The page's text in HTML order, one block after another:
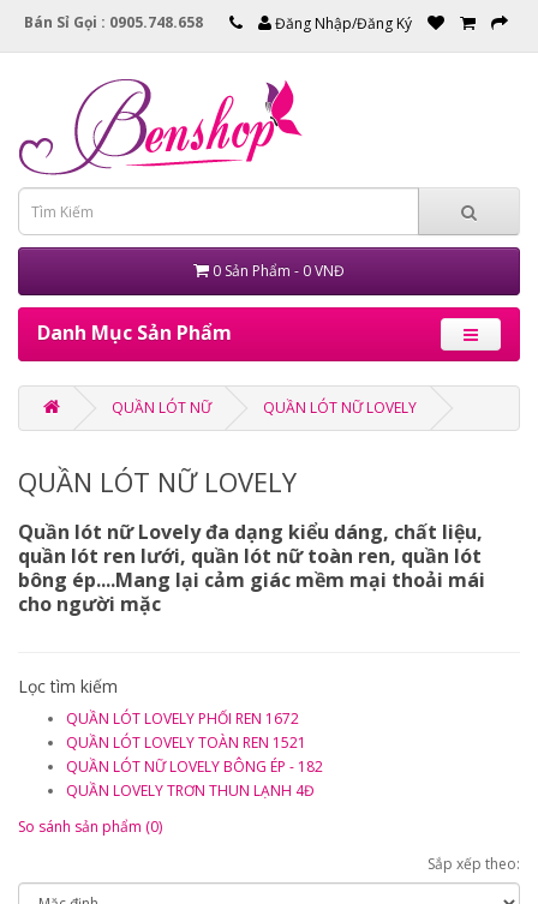
Bán Sỉ Gọi : 0905.748.658 Đăng Nhập/Đăng Ký
0 Sản Phẩm - 0 VNĐ
Danh Mục Sản Phẩm
QUẦN LÓT NỮ QUẦN LÓT NỮ LOVELY
QUẦN LÓT NỮ LOVELY
Quần lót nữ Lovely đa dạng kiểu dáng, chất liệu,
quần lót ren lưới, quần lót nữ toàn ren, quần lót
bông ép....Mang lại cảm giác mềm mại thoải mái
cho người mặc
Lọc tìm kiếm
QUẦN LÓT LOVELY PHỐI REN 1672
QUẦN LÓT LOVELY TOÀN REN 1521
QUẦN LÓT NỮ LOVELY BÔNG ÉP - 182
QUẦN LOVELY TRƠN THUN LẠNH 4Đ
So sánh sản phẩm (0)
Sắp xếp theo: